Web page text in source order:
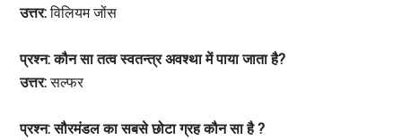
उत्तर:विलियम जोंस
प्रश्न: कौन सा तत्व स्वतन्त्र अवश्था में पाया जाता है?
उत्तर:सल्फर
प्रश्न: सौरमंडल का सबसे छोटा ग्रह कौन सा है ?